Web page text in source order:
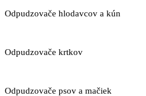
Odpudzovače hlodavcov a kún
Odpudzovače krtkov
Odpudzovače psov a mačiek